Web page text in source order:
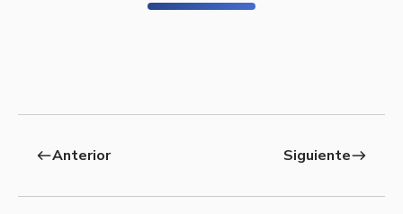
westAnterior Siguienteeast